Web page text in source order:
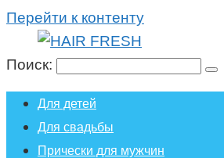
Перейти к контенту
Поиск:
Для детей
Для свадьбы
Прически для мужчин